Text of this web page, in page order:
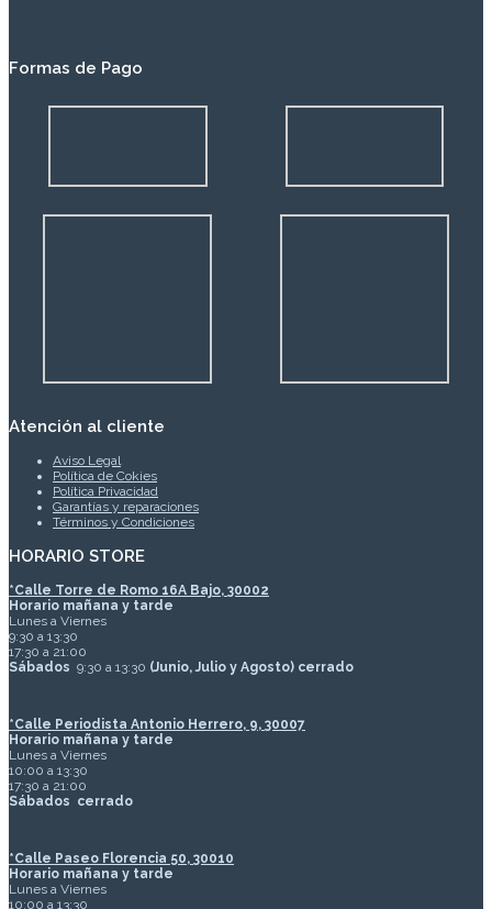
Formas de Pago
Atención al cliente
Aviso Legal
Política de Cokies
Política Privacidad
Garantías y reparaciones
Términos y Condiciones
HORARIO STORE
*Calle Torre de Romo 16A Bajo, 30002
Horario mañana y tarde
Lunes a Viernes
9:30 a 13:30
17:30 a 21:00
Sábados 9:30 a 13:30 (Junio, Julio y Agosto) cerrado
*Calle Periodista Antonio Herrero, 9, 30007
Horario mañana y tarde
Lunes a Viernes
10:00 a 13:30
17:30 a 21:00
Sábados cerrado
*Calle Paseo Florencia 50, 30010
Horario mañana y tarde
Lunes a Viernes
10:00 a 13:30